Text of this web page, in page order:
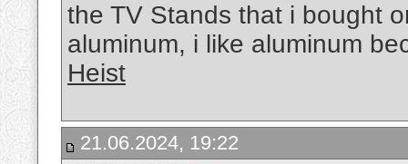
the TV Stands that i bought
aluminum, i like aluminum
Heist
21.06.2024, 19:22